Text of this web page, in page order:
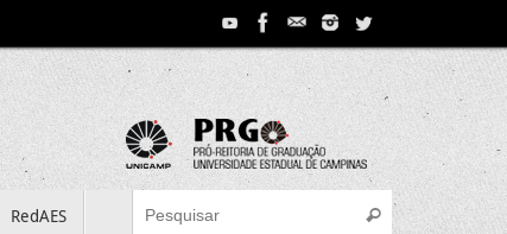
RedAES
Search for:
Pesquisar